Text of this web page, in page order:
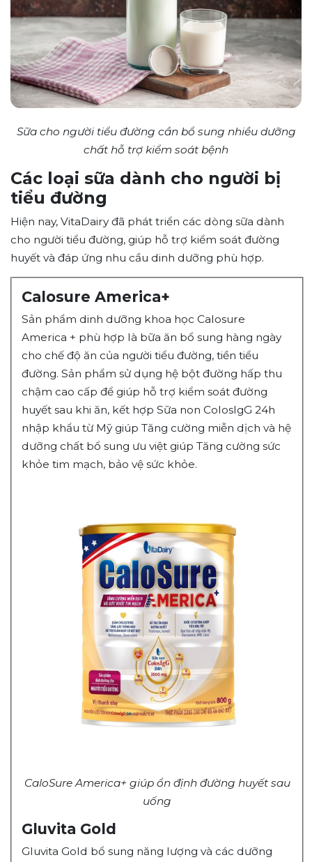
Sữa cho người tiểu đường cần bổ sung nhiều dưỡng
chất hỗ trợ kiểm soát bệnh
Các loại sữa dành cho người bị
tiểu đường
Hiện nay, VitaDairy đã phát triển các dòng sữa dành
cho người tiểu đường, giúp hỗ trợ kiểm soát đường
huyết và đáp ứng nhu cầu dinh dưỡng phù hợp.
Calosure America+
Sản phẩm dinh dưỡng khoa học Calosure
America + phù hợp là bữa ăn bổ sung hàng ngày
cho chế độ ăn của người tiểu đường, tiền tiểu
đường. Sản phẩm sử dụng hệ bột đường hấp thu
chậm cao cấp để giúp hỗ trợ kiểm soát đường
huyết sau khi ăn, kết hợp Sữa non ColosIgG 24h
nhập khẩu từ Mỹ giúp Tăng cường miễn dịch và hệ
dưỡng chất bổ sung ưu việt giúp Tăng cường sức
khỏe tim mạch, bảo vệ sức khỏe.
CaloSure America+ giúp ổn định đường huyết sau
uống
Gluvita Gold
Gluvita Gold bổ sung năng lượng và các dưỡng